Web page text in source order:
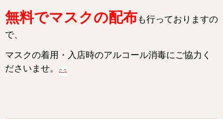
無料でマスクの配布も行っておりますの
で、
マスクの着用・入店時のアルコール消毒にご協力く
ださいませ。